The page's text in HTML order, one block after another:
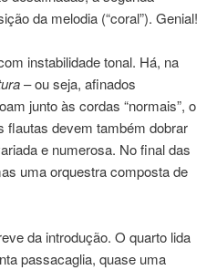
da melodia (“coral”). Genial!
instabilidade tonal. Há, na
– ou seja, afinados
junto às cordas “normais”, o
flautas devem também dobrar
e numerosa. No final das
uma orquestra composta de
da introdução. O quarto lida
passacaglia, quase uma